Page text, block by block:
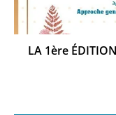
LA 1ère